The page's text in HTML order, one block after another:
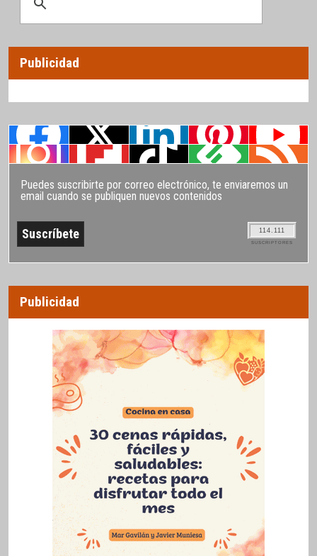
Publicidad
Puedes suscribirte por correo electrónico, te enviaremos un
email cuando se publiquen nuevos contenidos
114.111
SUSCRIPTORES
Publicidad